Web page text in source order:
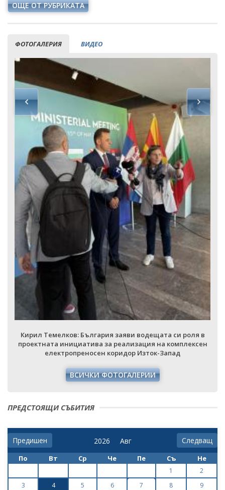
ОЩЕ ОТ РУБРИКАТА
ФОТОГАЛЕРИЯ ВИДЕО
Кирил Темелков: България заяви водещата си роля в
проектната инициатива за реализация на комплексен
електропреносен коридор Изток-Запад
ВСИЧКИ ФОТОГАЛЕРИИ
ПРЕДСТОЯЩИ СЪБИТИЯ
Предишен Следващ
По Вт Ср Че Пе Съ Не
1
2
3
4 5 6 7 8
9